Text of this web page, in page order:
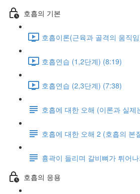
호흡의 기본
호흡이론(근육과 골격의 움직
호흡연습 (1,2단계) (8:19)
호흡연습 (2,3단계) (7:38)
호흡에 대한 오해 (이론과 실제
호흡에 대한 오해 2 (호흡의 본
흉곽이 들리며 갈비뼈가 튀어
호흡의 응용